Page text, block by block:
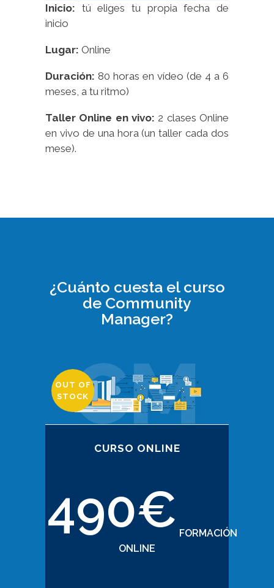
Inicio: tú eliges tu propia fecha de
inicio
Lugar: Online
Duración: 80 horas en vídeo (de 4 a 6
meses, a tu ritmo)
Taller Online en vivo: 2 clases Online
en vivo de una hora (un taller cada dos
mese).
¿Cuánto cuesta el curso
de Community
Manager?
OUT OF
STOCK
CURSO ONLINE
490€ FORMACIÓN
ONLINE